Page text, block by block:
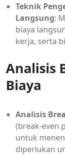
Teknik
Langsung:
biaya
kerja, serta
Analisis
Biaya
Analisis
(break-even
untuk
diperlukan